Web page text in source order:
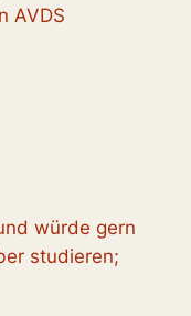
AVDS
würde gern
studieren;